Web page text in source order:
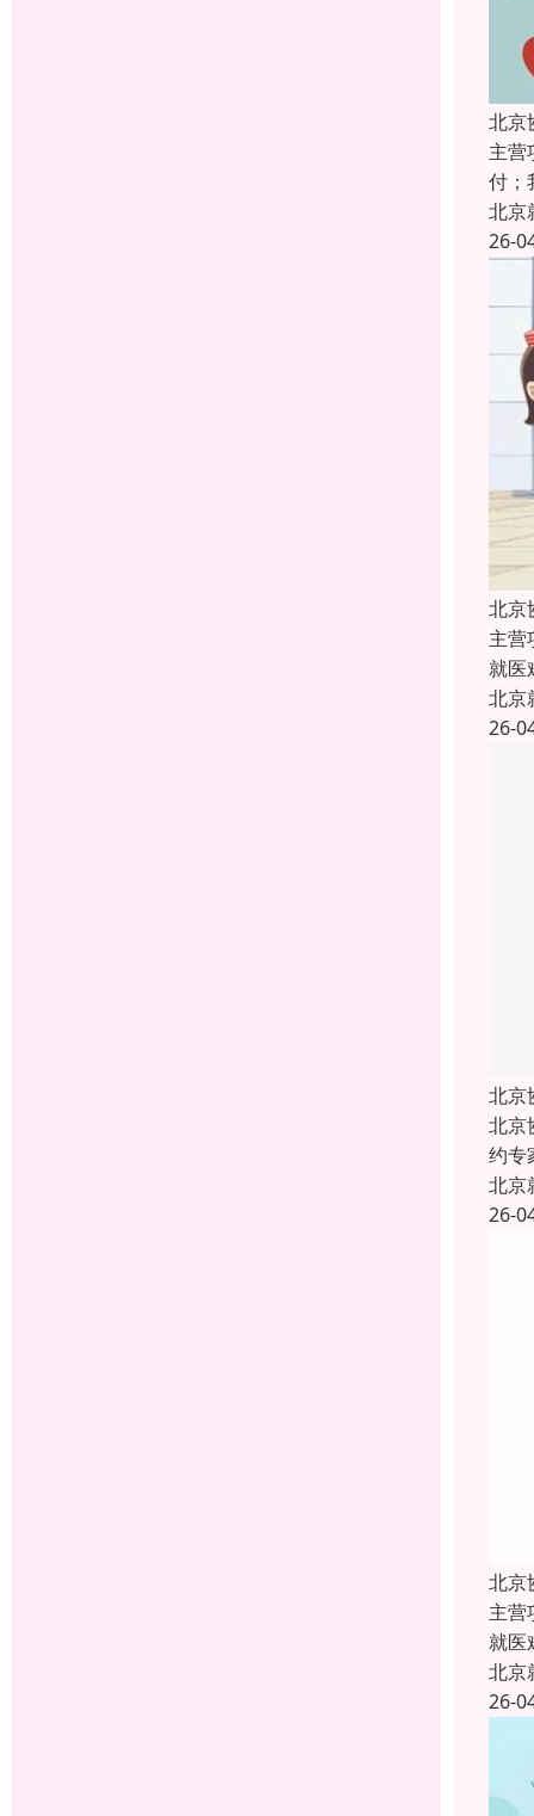
北京
主营
付；
北京
26-
北京
主营
就医
北京
26-
北京
北京
约专
北京
26-
北京
主营
就医
北京
26-